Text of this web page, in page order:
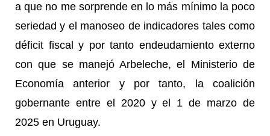
a que no me sorprende en lo más mínimo la poco
seriedad y el manoseo de indicadores tales como
déficit fiscal y por tanto endeudamiento externo
con que se manejó Arbeleche, el Ministerio de
Economía anterior y por tanto, la coalición
gobernante entre el 2020 y el 1 de marzo de
2025 en Uruguay.